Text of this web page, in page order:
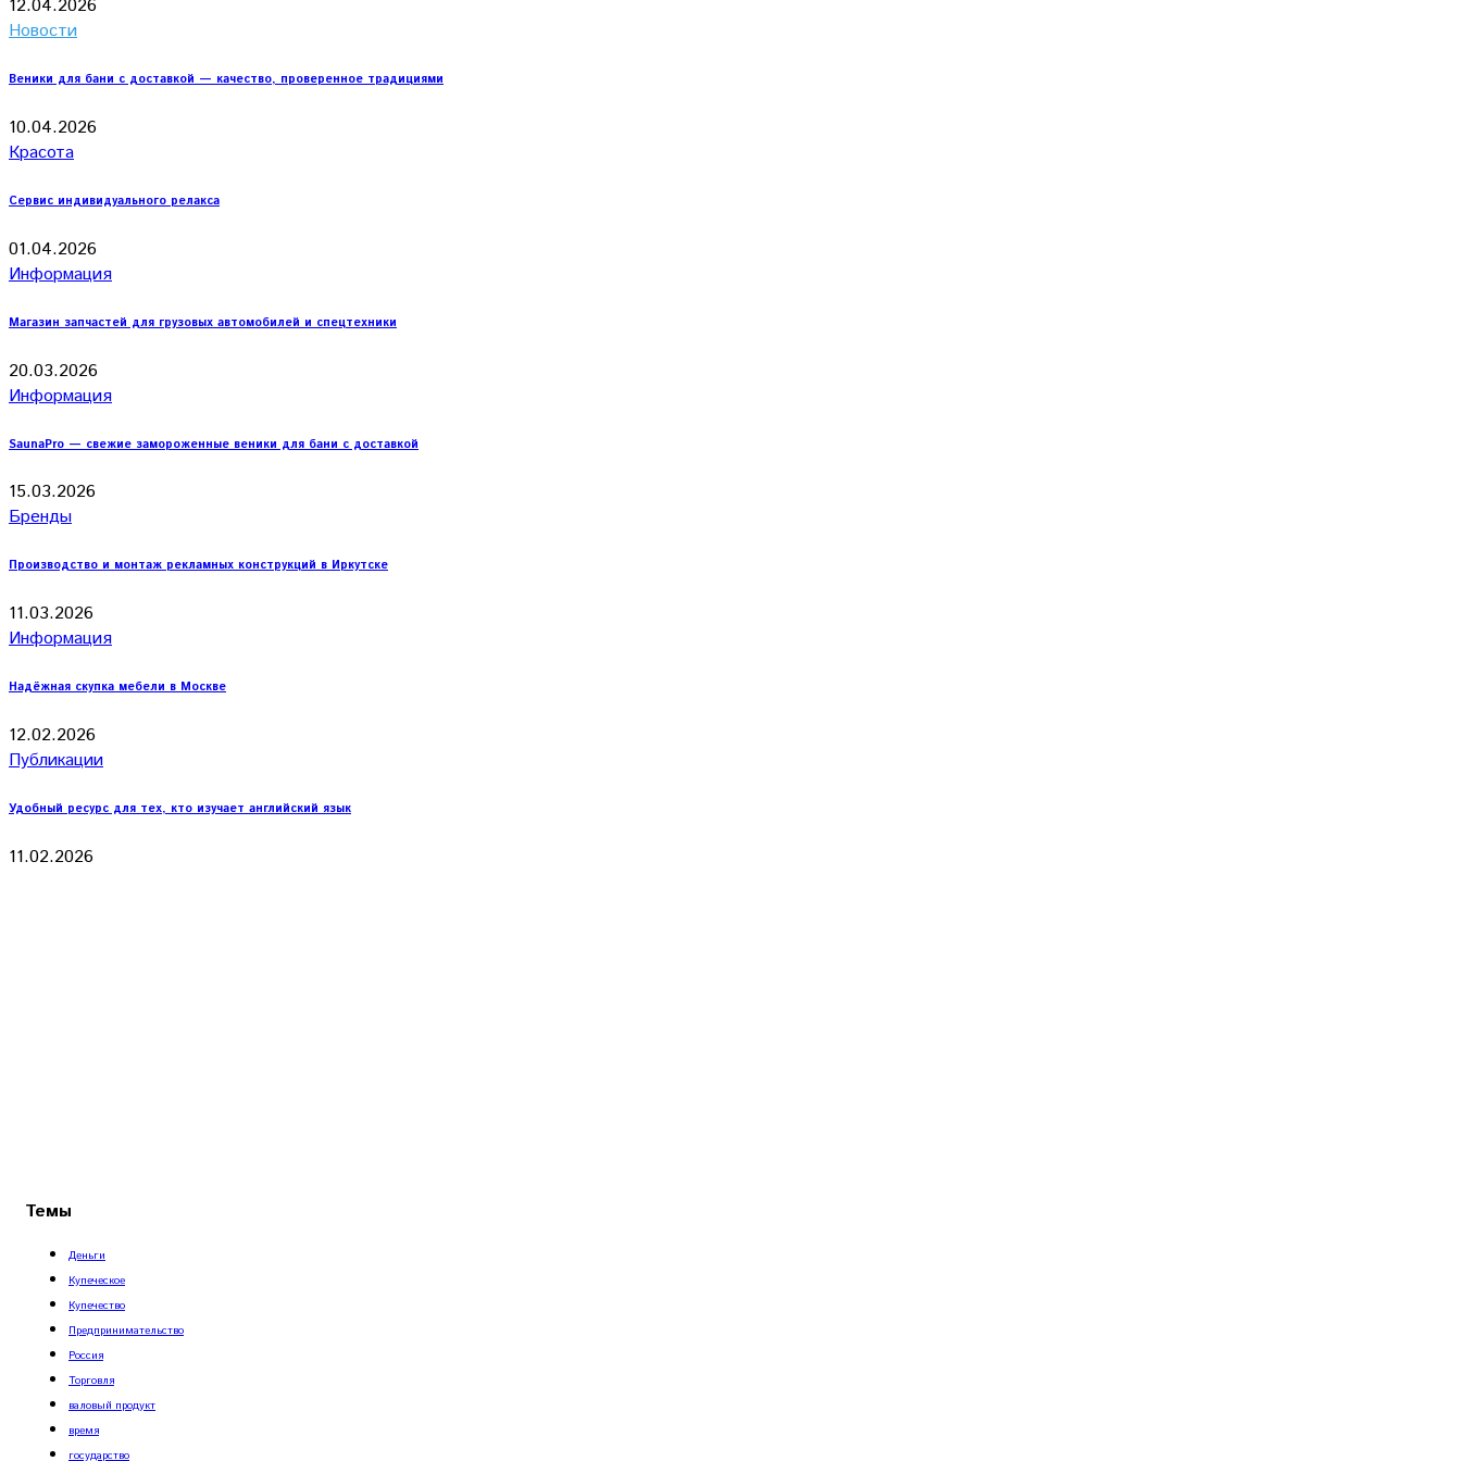
12.04.2026
Новости
Веники для бани с доставкой — качество, проверенное традициями
10.04.2026
Красота
Сервис индивидуального релакса
01.04.2026
Информация
Магазин запчастей для грузовых автомобилей и спецтехники
20.03.2026
Информация
SaunaPro — свежие замороженные веники для бани с доставкой
15.03.2026
Бренды
Производство и монтаж рекламных конструкций в Иркутске
11.03.2026
Информация
Надёжная скупка мебели в Москве
12.02.2026
Публикации
Удобный ресурс для тех, кто изучает английский язык
11.02.2026
Темы
Деньги
Купеческое
Купечество
Предпринимательство
Россия
Торговля
валовый продукт
время
государство